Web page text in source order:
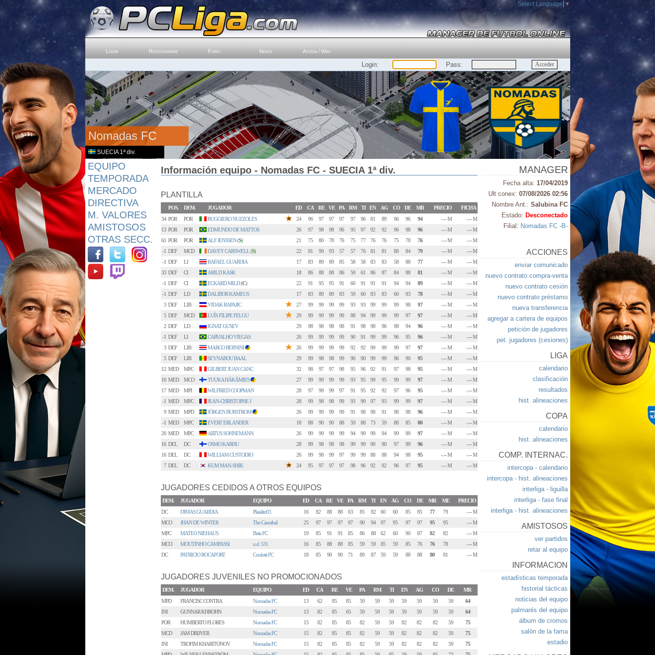
Select Language ▼
Login Registrarme Foro News Ayuda / Wiki
Login: Pass:
Nomadas FC
SUECIA 1ª div.
EQUIPO
TEMPORADA
MERCADO
DIRECTIVA
M. VALORES
AMISTOSOS
OTRAS SECC.
Información equipo - Nomadas FC - SUECIA 1ª div.
PLANTILLA
POS. DEM. JUGADOR ED CA RE VE PA RM TI EN AG CO DE MR PRECIO
FICHA
34 POR POR RUGGIERO NUZZOLES 24 96 97 97 97 97 96 81 89 96 96 94 -.-- M
-.-- M
13 POR POR EDMUNDO DE MATTOS 26 97 98 98 96 95 97 92 92 96 98 96 -.-- M
-.-- M
61 POR POR ALF JENSSEN(S) 21 75 80 78 76 75 77 76 76 75 78 76 -.-- M
-.-- M
-1 DEF MCD DAVEY CARSWELL(S) 22 81 99 93 57 57 76 81 81 88 84 79 -.-- M
-.-- M
-1 DEF LI RAFAEL GUARDIA 17 83 89 89 85 58 58 83 83 58 88 77 -.-- M
-.-- M
33 DEF CI ARILD KASK 18 86 88 88 86 59 61 86 87 84 88 81 -.-- M
-.-- M
-1 DEF CI ECKARD MILD(C) 22 91 95 95 91 60 91 91 91 94 94 89 -.-- M
-.-- M
-1 DEF LD DALIBOR KAMEUS 17 83 89 89 83 59 60 83 83 60 93 78 -.-- M
-.-- M
3 DEF LIB VIDAK RAPAJIC 27 99 99 99 99 93 93 99 99 99 98 97 -.-- M
-.-- M
5 DEF MCD LUÍS FILIPE FELGU 29 99 99 99 99 88 94 99 99 99 97 97 -.-- M
-.-- M
2 DEF LD IGNAT GUSEV 29 98 98 98 98 91 98 98 96 98 94 96 -.-- M
-.-- M
-1 DEF LI CARVALHO VIEGAS 26 99 99 99 99 90 91 99 99 96 95 96 -.-- M
-.-- M
3 DEF LIB MARCO BERNINI 3 26 99 99 99 99 92 92 99 99 99 97 97 -.-- M
-.-- M
5 DEF LIB SEYNABOU BAAL 29 99 98 98 99 90 90 99 99 96 90 95 -.-- M
-.-- M
12 MED MPC GILBERT JUAN CANC 32 98 97 97 98 95 96 92 91 97 98 95 -.-- M
-.-- M
10 MED MCO TUUKA HÄKÄMIES 2 27 99 99 99 99 93 95 99 95 99 99 97 -.-- M
-.-- M
17 MED MPI WILFRIED COOPMAN 28 97 99 99 97 91 95 92 92 97 96 95 -.-- M
-.-- M
-1 MED MPC JEAN-CHRISTOPHE J 28 99 98 98 99 93 99 97 93 99 99 97 -.-- M
-.-- M
9 MED MPD JÖRGEN BURSTROM 1 26 99 99 99 99 91 98 98 91 98 98 96 -.-- M
-.-- M
-1 MED MPC EVERT ERLANDER 18 88 90 90 88 59 88 73 59 88 85 80 -.-- M
-.-- M
20 MED MPC ARTUS SOHNEMANN 26 99 99 99 99 94 99 99 94 99 99 97 -.-- M
-.-- M
16 DEL DC OSMO KARHU 28 99 98 98 98 99 99 90 90 97 99 96 -.-- M
-.-- M
16 DEL DC WILLIAM CUSTODIO 26 99 98 99 97 99 99 88 88 94 98 95 -.-- M
-.-- M
7 DEL DC KUM MAN-SHIK 24 95 97 97 97 98 96 92 92 96 97 95 -.-- M -.-- M
JUGADORES CEDIDOS A OTROS EQUIPOS
DEM. JUGADOR EQUIPO ED CA RE VE PA RM TI EN AG CO DE MR ME
PRECIO
DC
DIMAS GUARDIA Platalitz03 16 82 88 88 63 85 82 60 60 85 85 77 79
-.-- M
MCO
JHAN DE WINTER The Cannibal 25 97 97 97 97 90 94 97 95 97 97 95 95
-.-- M
MPC
MATEO NIEHAUS Betis FC 19 85 91 91 85 86 88 62 60 90 87 82 82
-.-- M
MCO
MOUTINHO CAMPASSI u.d. 531 16 85 88 88 85 59 59 85 59 85 76 76 78
-.-- M
DC
PATRICIO ROCAFORT Confetti FC 18 85 90 90 71 89 87 59 59 88 88 80 81 -.-- M
JUGADORES JUVENILES NO PROMOCIONADOS
DEM. JUGADOR EQUIPO ED CA RE VE PA RM TI EN AG CO DE
MR
MPD
FRANCISC CONTRA Nomadas FC 13 62 85 85 59 59 59 59 59 59 59
64
INI
GUNNAR KHROHN Nomadas FC 13 82 85 65 59 59 59 59 59 59 59
64
POR
HUMBERTO FLORES Nomadas FC 15 82 85 85 82 59 59 82 82 82 59
75
MCD
JAM DRIJVER Nomadas FC 15 82 85 85 82 59 59 82 82 82 59
75
INI
TROFIM KHARITONOV Nomadas FC 15 82 85 85 82 59 59 82 82 82 59
75
MANAGER
Fecha alta: 17/04/2019
Ult conex: 07/08/2026 02:56
Nombre Ant.: Salubina FC
Estado: Desconectado
Filial: Nomadas FC -B-
ACCIONES
enviar comunicado
nuevo contrato compra-venta
nuevo contrato cesión
nuevo contrato préstamo
nueva transferencia
agregar a cartera de equipos
petición de jugadores
pet. jugadores (cesiones)
LIGA
calendario
clasificación
resultados
hist. alineaciones
COPA
calendario
hist. alineaciones
COMP. INTERNAC.
intercopa - calendario
intercopa - hist. alineaciones
interliga - liguilla
interliga - fase final
interliga - hist. alineaciones
AMISTOSOS
ver partidos
retar al equipo
INFORMACION
estadísticas temporada
historial tácticas
noticias del equipo
palmarés del equipo
álbum de cromos
salón de la fama
estadio